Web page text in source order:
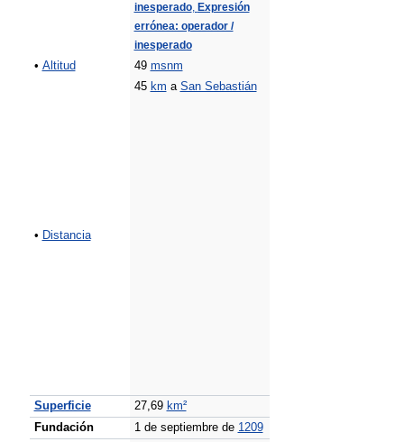
inesperado, Expresión
errónea: operador /
inesperado
• Altitud 49 msnm
• Distancia
45 km a San Sebastián
Superficie 27,69 km²
Fundación
1 de septiembre de 1209